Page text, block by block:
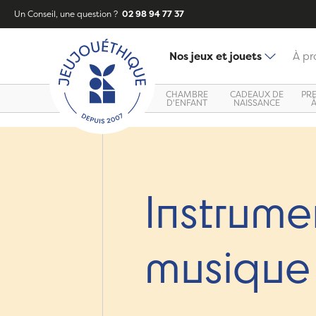
Un Conseil, une question ? 02 98 94 77 37
Nos jeux et jouets À
CHAMBRE
D'ENFANT
CADEAUX DE
NAISSANCE
musique